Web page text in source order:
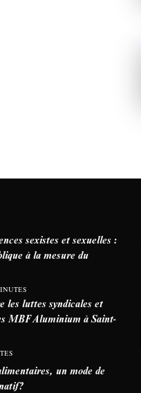
sexistes et sexuelles :
à la mesure du
les luttes syndicales et
MBF Aluminium à Saint-
un mode de